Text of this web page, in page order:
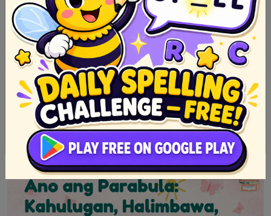
Mga Sikat na Parabula sa Kulturang Pilipino